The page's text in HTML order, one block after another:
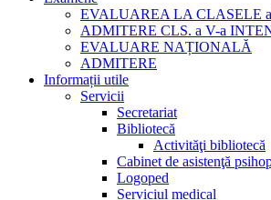
EVALUAREA LA CLASELE a
ADMITERE CLS. a V-a
EVALUARE NAȚIONALĂ
ADMITERE
Informații utile
Servicii
Secretariat
Bibliotecă
Activităţi bibliotecă
Cabinet de asistenţă
Logoped
Serviciul medical